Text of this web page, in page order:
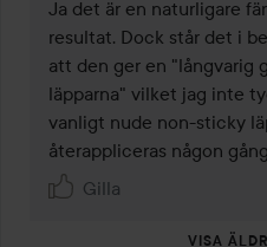
Ja det är en naturligare
resultat. Dock står det i
att den ger en "långvarig
läpparna" vilket jag inte
vanligt nude non-sticky
återappliceras någon
Gilla
VISA